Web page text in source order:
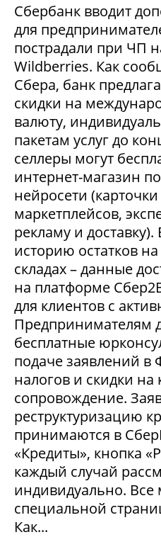
Сбербанк вводит
для
пострадали при ЧП
Wildberries. Как
Сбера, банк
скидки на
валюту,
пакетам услуг до
селлеры могут
интернет-магазин
нейросети
маркетплейсов,
рекламу и
историю остатков
складах – данные
на платформе
для клиентов с
Предпринимателям
бесплатные
подаче заявлений в
налогов и скидки на
сопровождение.
реструктуризацию
принимаются в
«Кредиты», кнопка
каждый случай
индивидуально.
специальной
Как...